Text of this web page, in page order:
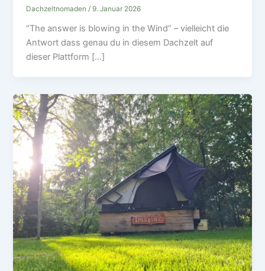
Dachzeltnomaden/9. Januar 2026
“The answer is blowing in the Wind” – vielleicht die
Antwort dass genau du in diesem Dachzelt auf
dieser Plattform […]